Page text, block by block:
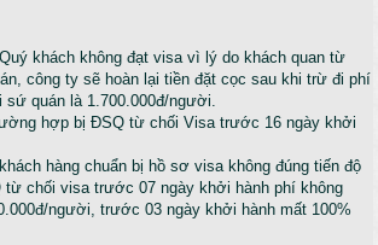
khách không đạt visa vì lý do khách quan từ
công ty sẽ hoàn lại tiền đặt cọc sau khi trừ đi phí
sứ quán là 1.700.000đ/người.
hợp bị ĐSQ từ chối Visa trước 16 ngày khởi
hàng chuẩn bị hồ sơ visa không đúng tiến độ
từ chối visa trước 07 ngày khởi hành phí không
người, trước 03 ngày khởi hành mất 100%